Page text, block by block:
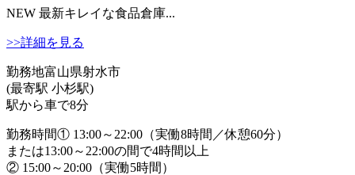
NEW 最新キレイな食品倉庫...
>>詳細を見る
勤務地富山県射水市
(最寄駅 小杉駅)
駅から車で8分
勤務時間① 13:00～22:00（実働8時間／休憩60分）
または13:00～22:00の間で4時間以上
② 15:00～20:00（実働5時間）